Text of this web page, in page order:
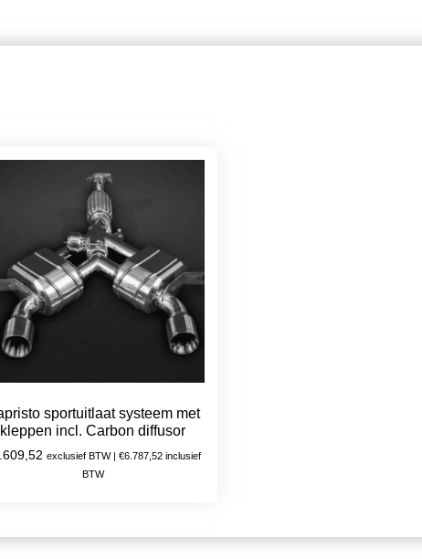
sportuitlaat systeem met
kleppen incl. Carbon diffusor
exclusief BTW |€6.787,52 inclusief
BTW